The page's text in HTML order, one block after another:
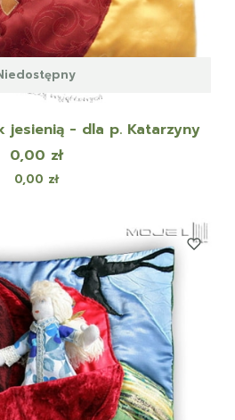
jesienią - dla p. Katarzyny
Cena
0,00 zł
Cena
0,00 zł